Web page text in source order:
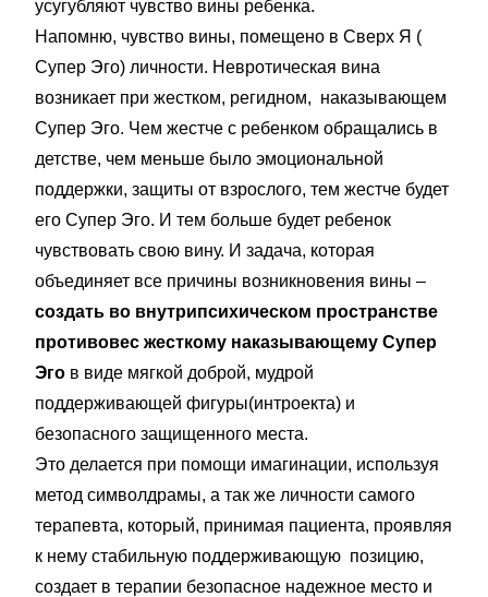
усугубляют чувство вины ребенка.
Напомню, чувство вины, помещено в Сверх Я (
Супер Эго) личности. Невротическая вина
возникает при жестком, регидном, наказывающем
Супер Эго. Чем жестче с ребенком обращались в
детстве, чем меньше было эмоциональной
поддержки, защиты от взрослого, тем жестче будет
его Супер Эго. И тем больше будет ребенок
чувствовать свою вину. И задача, которая
объединяет все причины возникновения вины –
создать во внутрипсихическом пространстве
противовес жесткому наказывающему Супер
Эго в виде мягкой доброй, мудрой
поддерживающей фигуры(интроекта) и
безопасного защищенного места.
Это делается при помощи имагинации, используя
метод символдрамы, а так же личности самого
терапевта, который, принимая пациента, проявляя
к нему стабильную поддерживающую позицию,
создает в терапии безопасное надежное место и